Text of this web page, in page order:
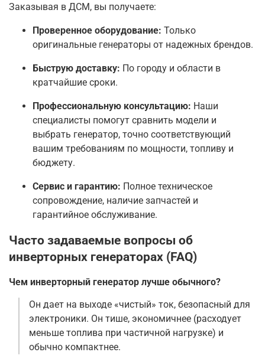
Заказывая в ДСМ, вы получаете:
Проверенное оборудование: Только
оригинальные генераторы от надежных брендов.
Быструю доставку: По городу и области в
кратчайшие сроки.
Профессиональную консультацию: Наши
специалисты помогут сравнить модели и
выбрать генератор, точно соответствующий
вашим требованиям по мощности, топливу и
бюджету.
Сервис и гарантию: Полное техническое
сопровождение, наличие запчастей и
гарантийное обслуживание.
Часто задаваемые вопросы об
инверторных генераторах (FAQ)
Чем инверторный генератор лучше обычного?
Он дает на выходе «чистый» ток, безопасный для
электроники. Он тише, экономичнее (расходует
меньше топлива при частичной нагрузке) и
обычно компактнее.